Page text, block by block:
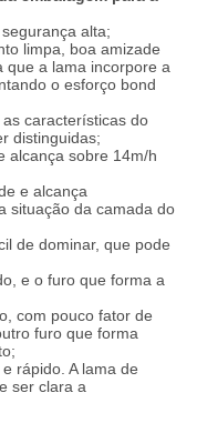
alta;
limpa, boa amizade
que a lama incorpore a
o esforço bond
características do
distinguidas;
alcança sobre 14m/h
e alcança
situação da camada do
de dominar, que pode
e o furo que forma a
com pouco fator de
furo que forma
rápido. A lama de
ser clara a